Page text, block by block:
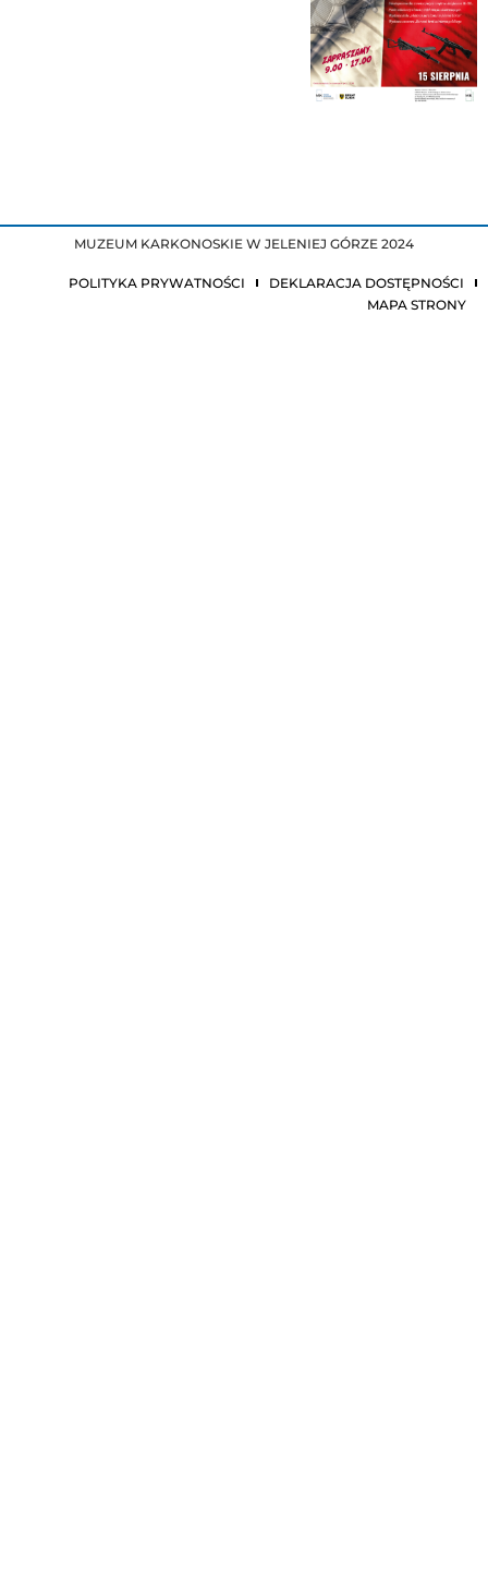
MUZEUM KARKONOSKIE W JELENIEJ GÓRZE 2024
POLITYKA PRYWATNOŚCI
DEKLARACJA DOSTĘPNOŚCI
MAPA STRONY